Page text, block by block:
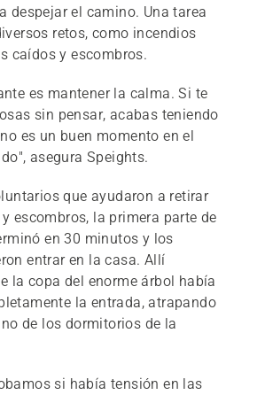
despejar el camino. Una tarea
retos, como incendios
caídos y escombros.
es mantener la calma. Si te
sin pensar, acabas teniendo
es un buen momento en el
asegura Speights.
que ayudaron a retirar
escombros, la primera parte de
en 30 minutos y los
entrar en la casa. Allí
la copa del enorme árbol había
la entrada, atrapando
de los dormitorios de la
si había tensión en las